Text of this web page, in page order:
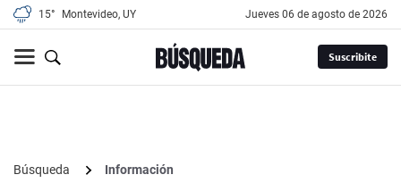
15° Montevideo, UY jueves 06 de agosto de 2026
Suscribite
Búsqueda
Información